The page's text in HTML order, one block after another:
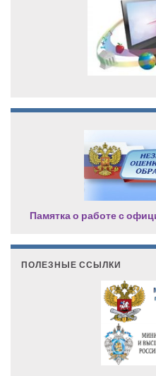
Памятка о работе с
ПОЛЕЗНЫЕ ССЫЛКИ